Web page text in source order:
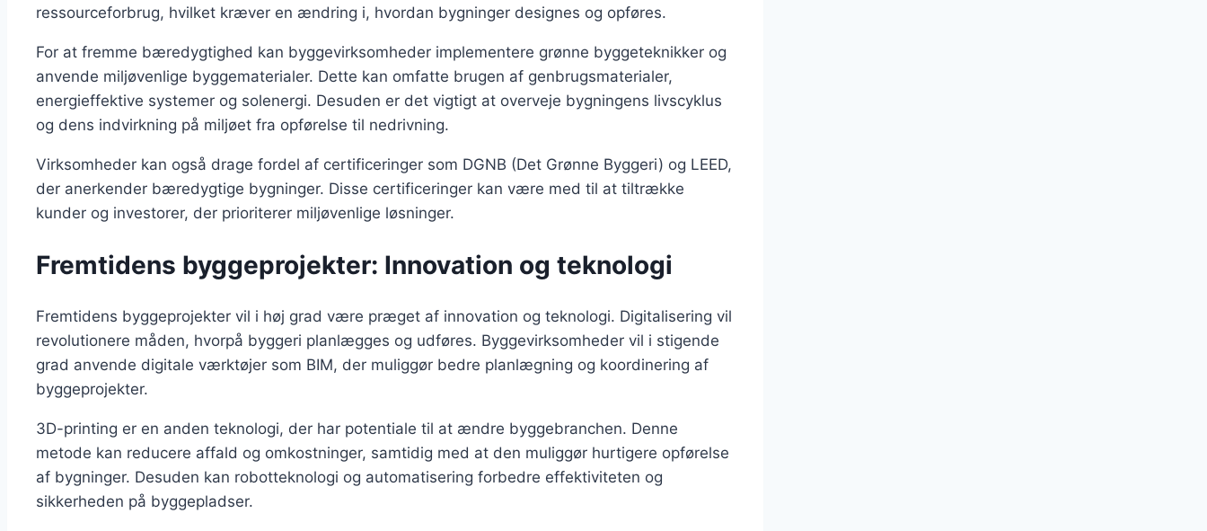
ressourceforbrug, hvilket kræver en ændring i, hvordan bygninger designes og opføres.
For at fremme bæredygtighed kan byggevirksomheder implementere grønne byggeteknikker og
anvende miljøvenlige byggematerialer. Dette kan omfatte brugen af genbrugsmaterialer,
energieffektive systemer og solenergi. Desuden er det vigtigt at overveje bygningens livscyklus
og dens indvirkning på miljøet fra opførelse til nedrivning.
Virksomheder kan også drage fordel af certificeringer som DGNB (Det Grønne Byggeri) og LEED,
der anerkender bæredygtige bygninger. Disse certificeringer kan være med til at tiltrække
kunder og investorer, der prioriterer miljøvenlige løsninger.
Fremtidens byggeprojekter: Innovation og teknologi
Fremtidens byggeprojekter vil i høj grad være præget af innovation og teknologi. Digitalisering vil
revolutionere måden, hvorpå byggeri planlægges og udføres. Byggevirksomheder vil i stigende
grad anvende digitale værktøjer som BIM, der muliggør bedre planlægning og koordinering af
byggeprojekter.
3D-printing er en anden teknologi, der har potentiale til at ændre byggebranchen. Denne
metode kan reducere affald og omkostninger, samtidig med at den muliggør hurtigere opførelse
af bygninger. Desuden kan robotteknologi og automatisering forbedre effektiviteten og
sikkerheden på byggepladser.